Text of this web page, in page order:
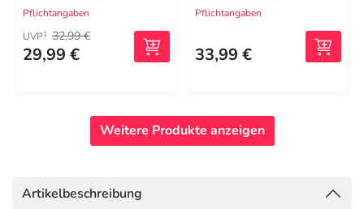
Pflichtangaben
UVP1 32,99 €
29,99 €
Pflichtangaben
33,99 €
Weitere Produkte anzeigen
Artikelbeschreibung